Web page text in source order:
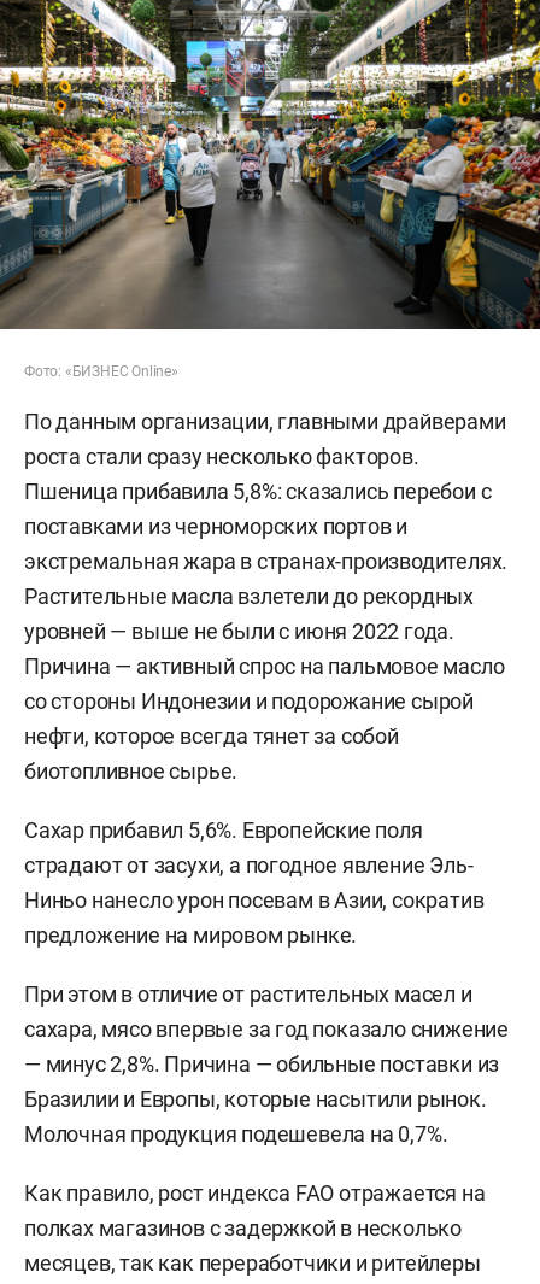
Фото: «БИЗНЕС Online»
По данным организации, главными драйверами
роста стали сразу несколько факторов.
Пшеница прибавила 5,8%: сказались перебои с
поставками из черноморских портов и
экстремальная жара в странах-производителях.
Растительные масла взлетели до рекордных
уровней — выше не были с июня 2022 года.
Причина — активный спрос на пальмовое масло
со стороны Индонезии и подорожание сырой
нефти, которое всегда тянет за собой
биотопливное сырье.
Сахар прибавил 5,6%. Европейские поля
страдают от засухи, а погодное явление Эль-
Ниньо нанесло урон посевам в Азии, сократив
предложение на мировом рынке.
При этом в отличие от растительных масел и
сахара, мясо впервые за год показало снижение
— минус 2,8%. Причина — обильные поставки из
Бразилии и Европы, которые насытили рынок.
Молочная продукция подешевела на 0,7%.
Как правило, рост индекса FAO отражается на
полках магазинов с задержкой в несколько
месяцев, так как переработчики и ритейлеры